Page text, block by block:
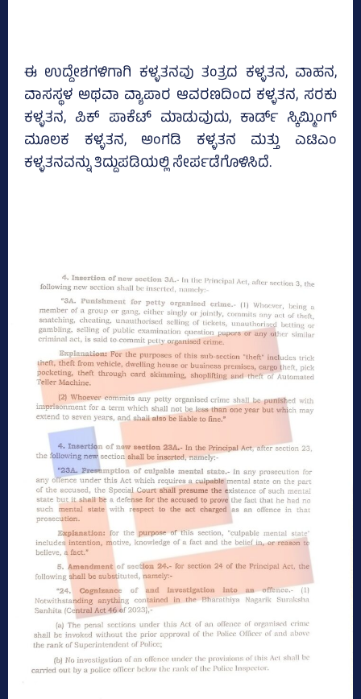
ಈ ಉದ್ದೇಶಗಳಿಗಾಗಿ ಕಳ್ಳತನವು ತಂತ್ರದ ಕಳ್ಳತನ, ವಾಹನ,
ವಾಸಸ್ಥಳ ಅಥವಾ ವ್ಯಾಪಾರ ಆವರಣದಿಂದ ಕಳ್ಳತನ, ಸರಕು
ಕಳ್ಳತನ, ಪಿಕ್ ಪಾಕೆಟ್ ಮಾಡುವುದು, ಕಾರ್ಡ್ ಸ್ಕಿಮ್ಮಿಂಗ್
ಮೂಲಕ ಕಳ್ಳತನ, ಅಂಗಡಿ ಕಳ್ಳತನ ಮತ್ತು ಎಟಿಎಂ
ಕಳ್ಳತನವನ್ನು ತಿದ್ದುಪಡಿಯಲ್ಲಿ ಸೇರ್ಪಡೆಗೊಳಿಸಿದೆ.